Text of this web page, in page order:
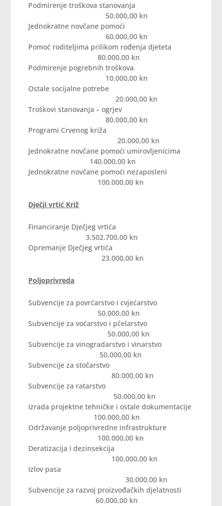
Podmirenje troškova stanovanja
50.000,00 kn
Jednokratne novčane pomoći
60.000,00 kn
Pomoć roditeljima prilikom rođenja djeteta
80.000,00 kn
Podmirenje pogrebnih troškova
10.000,00 kn
Ostale socijalne potrebe
20.000,00 kn
Troškovi stanovanja – ogrjev
80.000,00 kn
Programi Crvenog križa
20.000,00 kn
Jednokratne novčane pomoći umirovljenicima
140.000,00 kn
Jednokratne novčane pomoći nezaposleni
100.000,00 kn
Dječji vrtić Križ
Financiranje Dječjeg vrtića
3.502.700,00 kn
Opremanje Dječjeg vrtića
23.000,00 kn
Poljoprivreda
Subvencije za povrćarstvo i cvjećarstvo
50.000,00 kn
Subvencije za voćarstvo i pčelarstvo
50.000,00 kn
Subvencije za vinogradarstvo i vinarstvo
50.000,00 kn
Subvencije za stočarstvo
80.000,00 kn
Subvencije za ratarstvo
50.000,00 kn
Izrada projektne tehničke i ostale dokumentacije
100.000,00 kn
Održavanje poljoprivredne infrastrukture
100.000,00 kn
Deratizacija i dezinsekcija
100.000,00 kn
Izlov pasa
30.000,00 kn
Subvencije za razvoj proizvođačkih djelatnosti
60.000,00 kn